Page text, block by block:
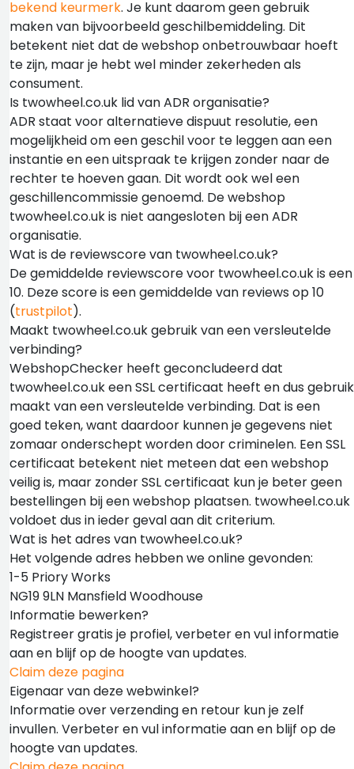
bekend keurmerk. Je kunt daarom geen gebruik
maken van bijvoorbeeld geschilbemiddeling. Dit
betekent niet dat de webshop onbetrouwbaar hoeft
te zijn, maar je hebt wel minder zekerheden als
consument.
Is twowheel.co.uk lid van ADR organisatie?
ADR staat voor alternatieve dispuut resolutie, een
mogelijkheid om een geschil voor te leggen aan een
instantie en een uitspraak te krijgen zonder naar de
rechter te hoeven gaan. Dit wordt ook wel een
geschillencommissie genoemd. De webshop
twowheel.co.uk is niet aangesloten bij een ADR
organisatie.
Wat is de reviewscore van twowheel.co.uk?
De gemiddelde reviewscore voor twowheel.co.uk is een
10. Deze score is een gemiddelde van reviews op 10
(trustpilot).
Maakt twowheel.co.uk gebruik van een versleutelde
verbinding?
WebshopChecker heeft geconcludeerd dat
twowheel.co.uk een SSL certificaat heeft en dus gebruik
maakt van een versleutelde verbinding. Dat is een
goed teken, want daardoor kunnen je gegevens niet
zomaar onderschept worden door criminelen. Een SSL
certificaat betekent niet meteen dat een webshop
veilig is, maar zonder SSL certificaat kun je beter geen
bestellingen bij een webshop plaatsen. twowheel.co.uk
voldoet dus in ieder geval aan dit criterium.
Wat is het adres van twowheel.co.uk?
Het volgende adres hebben we online gevonden:
1-5 Priory Works
NG19 9LN Mansfield Woodhouse
Informatie bewerken?
Registreer gratis je profiel, verbeter en vul informatie
aan en blijf op de hoogte van updates.
Claim deze pagina
Eigenaar van deze webwinkel?
Informatie over verzending en retour kun je zelf
invullen. Verbeter en vul informatie aan en blijf op de
hoogte van updates.